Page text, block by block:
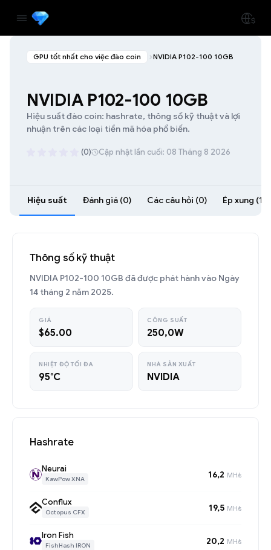
GPU tốt nhất cho việc đào coin NVIDIA P102-100 10GB
NVIDIA P102-100 10GB
Hiệu suất đào coin: hashrate, thông số kỹ thuật và lợi
nhuận trên các loại tiền mã hóa phổ biến.
(0) Cập nhật lần cuối: 08 Tháng 8 2026
Hiệu suất Đánh giá (0) Các câu hỏi (0) Ép xung (1)
Thông số kỹ thuật
NVIDIA P102-100 10GB đã được phát hành vào Ngày
14 tháng 2 năm 2025.
GIÁ
$65.00
CÔNG SUẤT
250,0W
NHIỆT ĐỘ TỐI ĐA
95°C
NHÀ SẢN XUẤT
NVIDIA
Hashrate
Neurai
KawPow XNA 16,2 MH/s
Conflux
Octopus CFX 19,5 MH/s
Iron Fish
FishHash IRON 20,2 MH/s